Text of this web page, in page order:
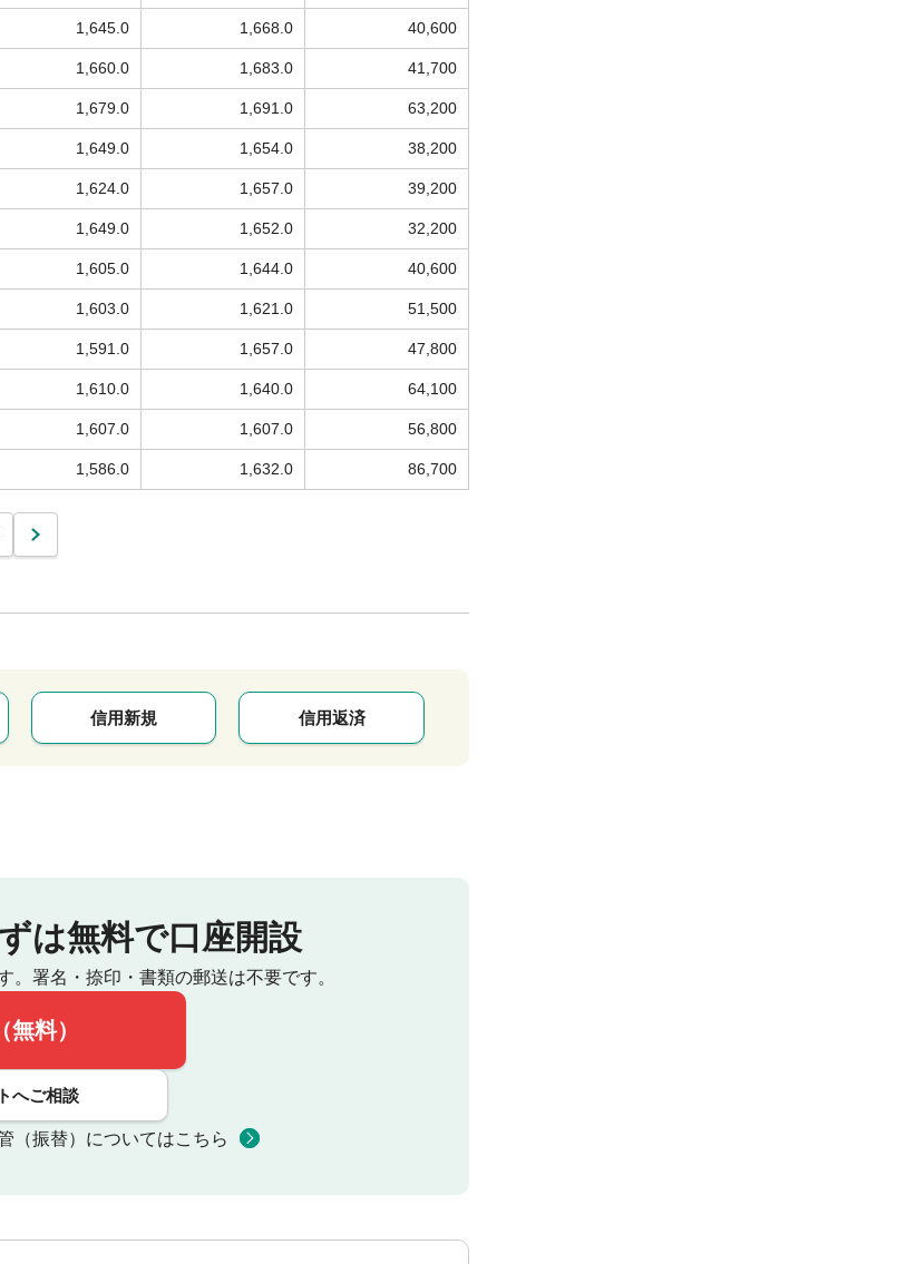
1,645.0 1,668.0 40,600
1,660.0 1,683.0 41,700
1,679.0 1,691.0 63,200
1,649.0 1,654.0 38,200
1,624.0 1,657.0 39,200
1,649.0 1,652.0 32,200
1,605.0 1,644.0 40,600
1,603.0 1,621.0 51,500
1,591.0 1,657.0 47,800
1,610.0 1,640.0 64,100
1,607.0 1,607.0 56,800
1,586.0 1,632.0 86,700
信用新規 信用返済
は無料で口座開設
。 署名・捺印・書類の郵送は不要です。
料）
へご相談
（振替）についてはこちら